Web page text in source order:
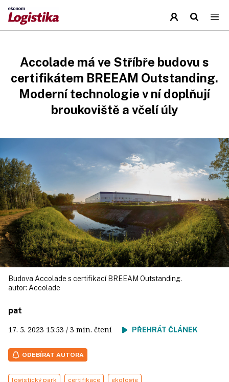
Accolade má ve Stříbře budovu s
certifikátem BREEAM Outstanding.
Moderní technologie v ní doplňují
broukoviště a včelí úly
Budova Accolade s certifikací BREEAM Outstanding.
autor: Accolade
pat
17. 5. 2023 15:53 / 3 min. čtení PŘEHRÁT ČLÁNEK
ODEBÍRAT AUTORA
logistický park certifikace ekologie